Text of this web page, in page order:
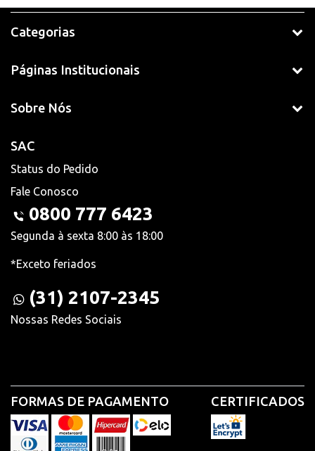
Categorias
Páginas Institucionais
Sobre Nós
SAC
Status do Pedido
Fale Conosco
0800 777 6423
Segunda à sexta 8:00 às 18:00
*Exceto feriados
(31) 2107-2345
Nossas Redes Sociais
FORMAS DE PAGAMENTO CERTIFICADOS